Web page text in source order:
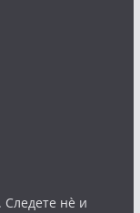
Следете нè и